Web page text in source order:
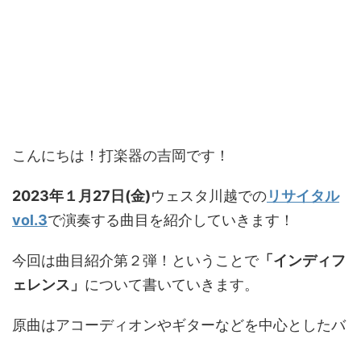
こんにちは！打楽器の吉岡です！
2023年１月27日(金)ウェスタ川越でのリサイタル
vol.3で演奏する曲目を紹介していきます！
今回は曲目紹介第２弾！ということで「インディフ
ェレンス」 について書いていきます。
原曲はアコーディオンやギターなどを中心としたバ